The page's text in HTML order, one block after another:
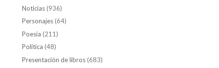
Noticias(936)
Personajes(64)
Poesía (211)
Política (48)
Presentación de libros(683)